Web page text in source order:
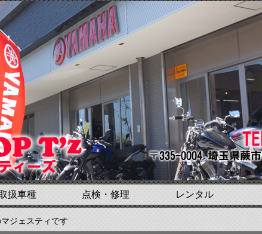
扱車種 点検・修理 レンタル
ジェスティです